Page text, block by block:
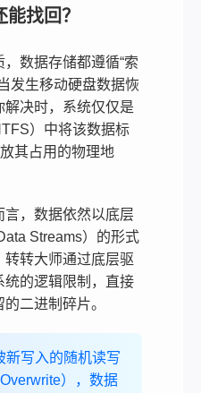
找回？
数据存储都遵循“索
发生移动硬盘数据恢
解决时，系统仅仅是
）中将该数据标
其占用的物理地
言，数据依然以底层
Streams）的形式
转大师通过底层驱
统的逻辑限制，直接
二进制碎片。
新写入的随机读写
），数据